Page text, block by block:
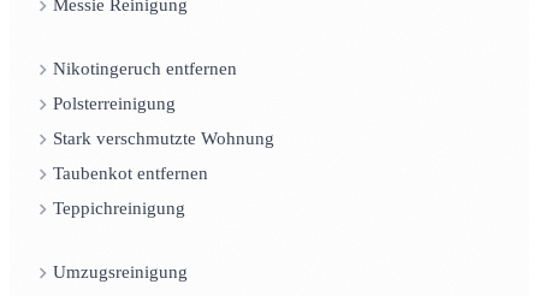
Messie Reinigung
Nikotingeruch entfernen
Polsterreinigung
Stark verschmutzte Wohnung
Taubenkot entfernen
Teppichreinigung
Umzugsreinigung